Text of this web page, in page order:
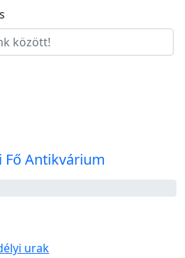
menüje
Fő Antikvárium